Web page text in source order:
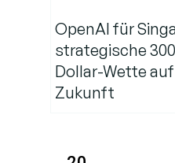
OpenAI für
strategische
Dollar-Wette
Zukunft